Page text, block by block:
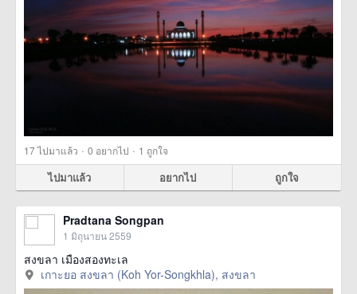
17ไปมาแล้ว · 0 อยากไป · 1 ถูกใจ
ไปมาแล้ว อยากไป ถูกใจ
Pradtana Songpan
1 มิถุนายน 2559
สงขลา เมืองสองทะเล
เกาะยอ สงขลา (Koh Yor-Songkhla), สงขลา